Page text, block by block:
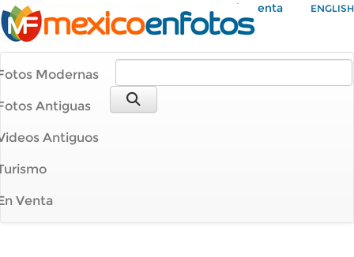
Mi Cuenta ENGLISH
Modernas
Antiguas
Antiguos
Venta